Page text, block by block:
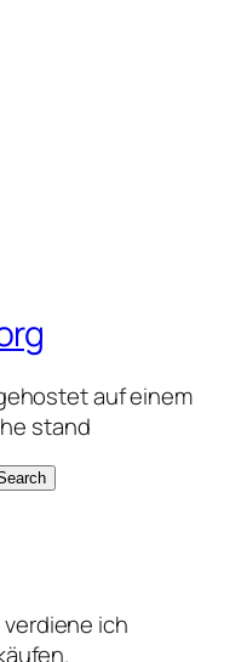
auf einem
stand
ich